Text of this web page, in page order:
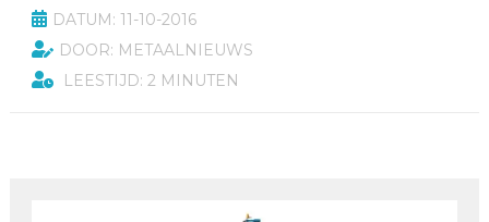
DATUM: 11-10-2016
DOOR: METAALNIEUWS
LEESTIJD: 2 MINUTEN